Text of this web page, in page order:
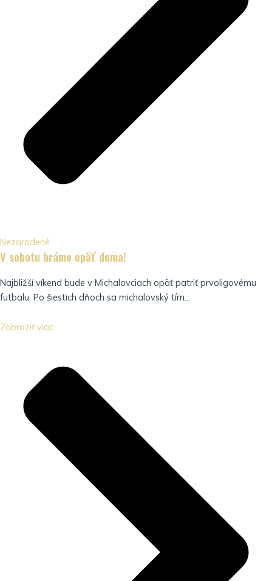
Nezaradené
V sobotu hráme opäť doma!
Najbližší víkend bude v Michalovciach opäť patriť prvoligovému
futbalu. Po šiestich dňoch sa michalovský tím...
Zobraziť viac